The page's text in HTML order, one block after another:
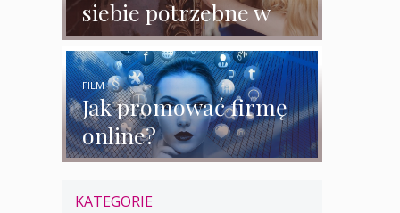
siebie potrzebne w
biznesie?
Jak promować firmę
online?
FILM
KATEGORIE